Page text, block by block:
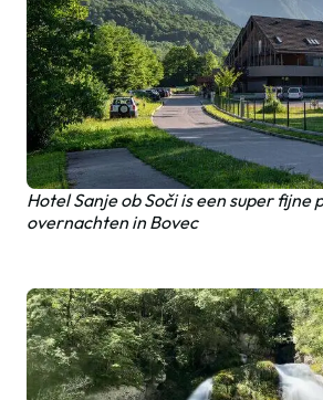
Hotel Sanje ob Soči is een super fijne
overnachten in Bovec